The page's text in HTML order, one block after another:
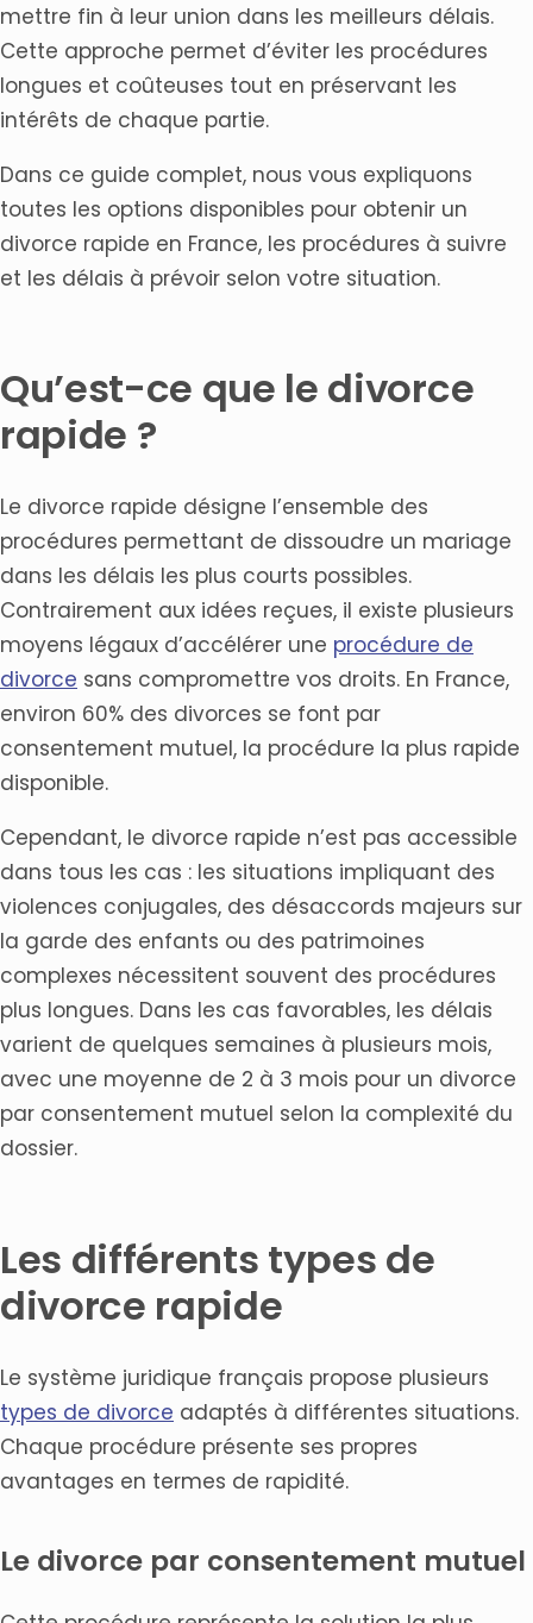
Articles connexes
mettre fin à leur union dans les meilleurs délais.
Cette approche permet d’éviter les procédures
longues et coûteuses tout en préservant les
intérêts de chaque partie.
Dans ce guide complet, nous vous expliquons
toutes les options disponibles pour obtenir un
divorce rapide en France, les procédures à suivre
et les délais à prévoir selon votre situation.
Qu’est-ce que le divorce
rapide ?
Le divorce rapide désigne l’ensemble des
procédures permettant de dissoudre un mariage
dans les délais les plus courts possibles.
Contrairement aux idées reçues, il existe plusieurs
moyens légaux d’accélérer une procédure de
divorce sans compromettre vos droits. En France,
environ 60% des divorces se font par
consentement mutuel, la procédure la plus rapide
disponible.
Cependant, le divorce rapide n’est pas accessible
dans tous les cas : les situations impliquant des
violences conjugales, des désaccords majeurs sur
la garde des enfants ou des patrimoines
complexes nécessitent souvent des procédures
plus longues. Dans les cas favorables, les délais
varient de quelques semaines à plusieurs mois,
avec une moyenne de 2 à 3 mois pour un divorce
par consentement mutuel selon la complexité du
dossier.
Les différents types de
divorce rapide
Le système juridique français propose plusieurs
types de divorce adaptés à différentes situations.
Chaque procédure présente ses propres
avantages en termes de rapidité.
Le divorce par consentement mutuel